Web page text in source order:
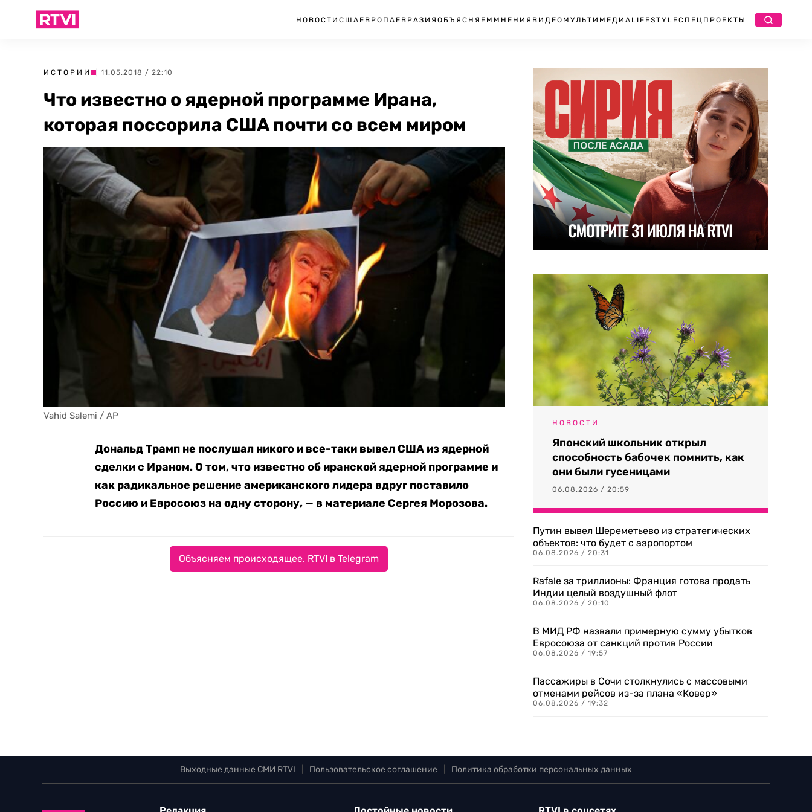
НОВОСТИ США ЕВРОПА ЕВРАЗИЯ ОБЪЯСНЯЕМ МНЕНИЯ ВИДЕО МУЛЬТИМЕДИА LIFESTYLEСПЕЦПРОЕКТЫ
ИСТОРИИ | 11.05.2018 / 22:10
Что известно о ядерной программе Ирана,
которая поссорила США почти со всем миром
Vahid Salemi / AP
Дональд Трамп не послушал никого и все-таки вывел США из ядерной
сделки с Ираном. О том, что известно об иранской ядерной программе и
как радикальное решение американского лидера вдруг поставило
Россию и Евросоюз на одну сторону, — в материале Сергея Морозова.
Объясняем происходящее. RTVI в Telegram
НОВОСТИ
Японский школьник открыл
способность бабочек помнить, как
они были гусеницами
06.08.2026 / 20:59
Путин вывел Шереметьево из стратегических
объектов: что будет с аэропортом
06.08.2026 / 20:31
Rafale за триллионы: Франция готова продать
Индии целый воздушный флот
06.08.2026 / 20:10
В МИД РФ назвали примерную сумму убытков
Евросоюза от санкций против России
06.08.2026 / 19:57
Пассажиры в Сочи столкнулись с массовыми
отменами рейсов из-за плана «Ковер»
06.08.2026 / 19:32
Выходные данные СМИ RTVI Пользовательское соглашение Политика обработки персональных данных